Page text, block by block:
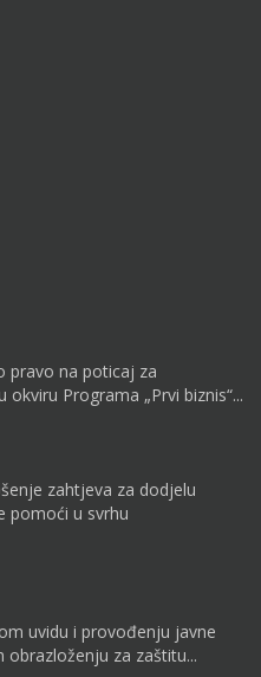
pravo na poticaj za
Programa „Prvi biznis“...
zahtjeva za dodjelu
pomoći u svrhu
uvidu i provođenju javne
obrazloženju za zaštitu...